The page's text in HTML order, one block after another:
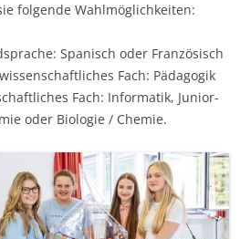
folgende Wahlmöglichkeiten:
Spanisch oder Französisch
Fach: Pädagogik
Fach: Informatik, Junior-
oder Biologie / Chemie.